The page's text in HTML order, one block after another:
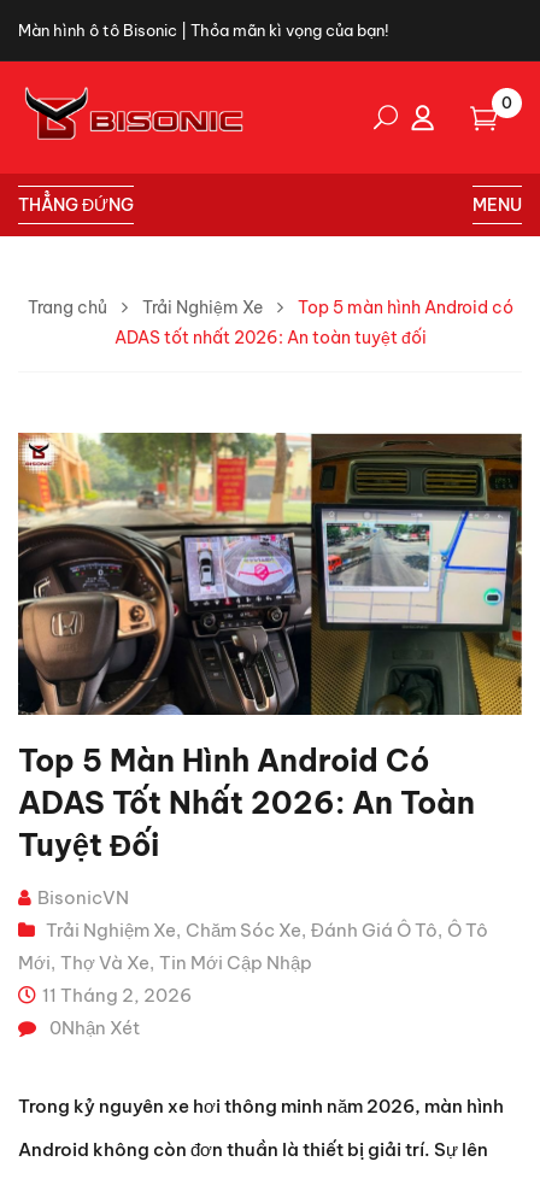
Màn hình ô tô Bisonic | Thỏa mãn kì vọng của bạn!
0
THẲNG ĐỨNG MENU
Trang chủ Trải Nghiệm Xe
Top 5 màn hình Android có
ADAS tốt nhất 2026: An toàn tuyệt đối
Top 5 Màn Hình Android Có
ADAS Tốt Nhất 2026: An Toàn
Tuyệt Đối
BisonicVN
Trải Nghiệm Xe, Chăm Sóc Xe, Đánh Giá Ô Tô, Ô Tô
Mới, Thợ Và Xe, Tin Mới Cập Nhập
11 Tháng 2, 2026
0Nhận Xét
Trong kỷ nguyên xe hơi thông minh năm 2026, màn hình
Android không còn đơn thuần là thiết bị giải trí. Sự lên